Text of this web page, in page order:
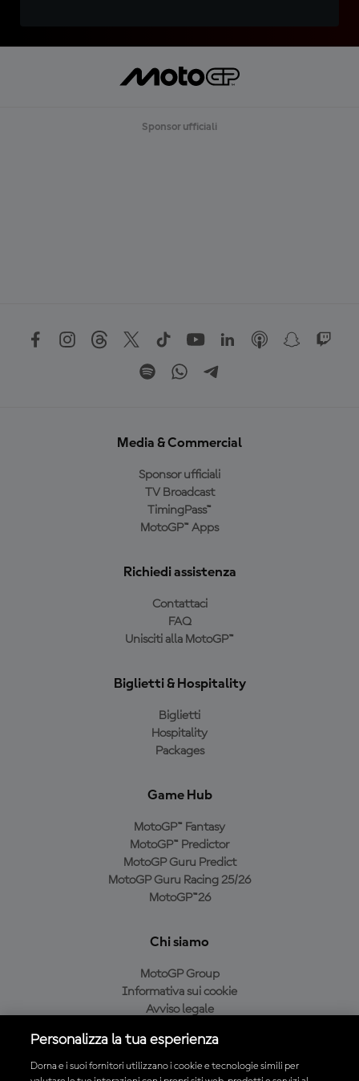
Sponsor ufficiali
Media & Commercial
Sponsor ufficiali
TV Broadcast
TimingPass™
MotoGP™ Apps
Richiedi assistenza
Contattaci
FAQ
Unisciti alla MotoGP™
Biglietti & Hospitality
Biglietti
Hospitality
Packages
Game Hub
MotoGP™ Fantasy
MotoGP™ Predictor
MotoGP Guru Predict
MotoGP Guru Racing 25/26
MotoGP™26
Chi siamo
MotoGP Group
Informativa sui cookie
Avviso legale
Condizioni di acquisto
Personalizza la tua esperienza
Dorna e i suoi fornitori utilizzano i cookie e tecnologie simili per